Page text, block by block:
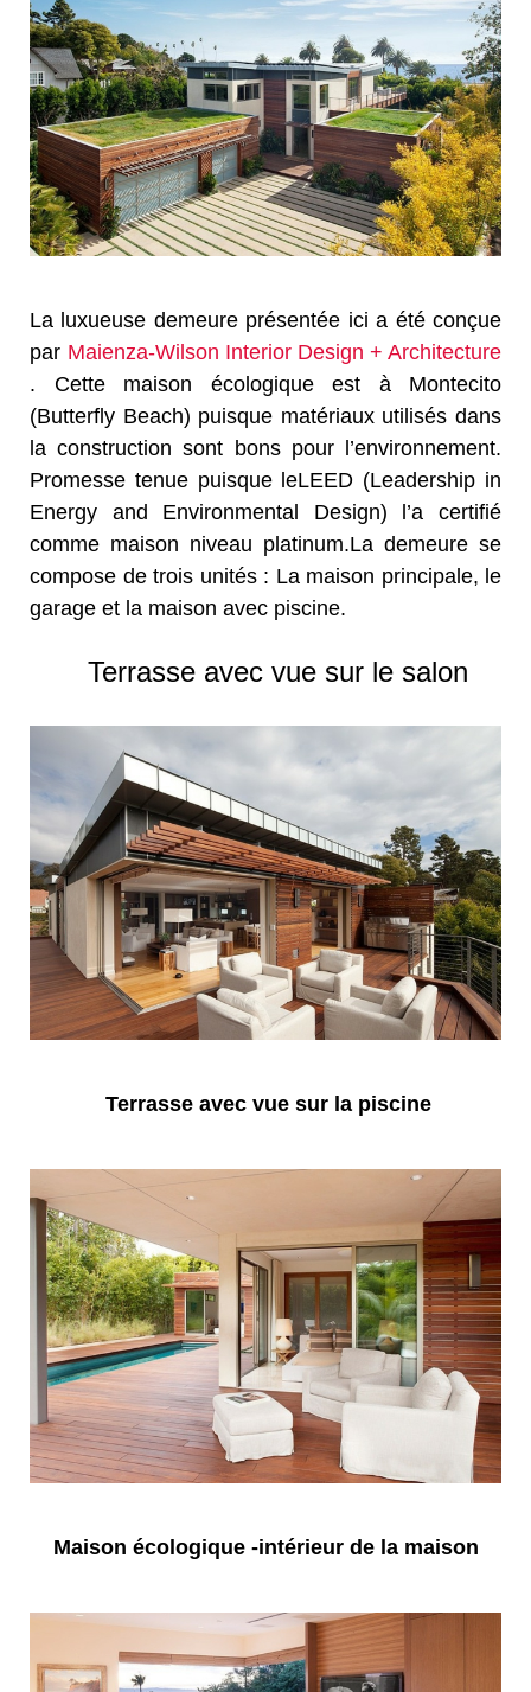
La luxueuse demeure présentée ici a été conçue
par Maienza-Wilson Interior Design + Architecture
. Cette maison écologique est à Montecito
(Butterfly Beach) puisque matériaux utilisés dans
la construction sont bons pour l’environnement.
Promesse tenue puisque leLEED (Leadership in
Energy and Environmental Design) l’a certifié
comme maison niveau platinum.La demeure se
compose de trois unités : La maison principale, le
garage et la maison avec piscine.
Terrasse avec vue sur le salon
Terrasse avec vue sur la piscine
Maison écologique -intérieur de la maison